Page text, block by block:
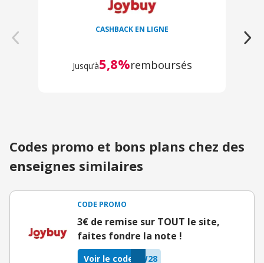
CASHBACK EN LIGNE
Jusqu’à5,8%remboursés
Codes promo et bons plans chez des
enseignes similaires
CODE PROMO
3€ de remise sur TOUT le site,
faites fondre la note !
W28
Voir le code